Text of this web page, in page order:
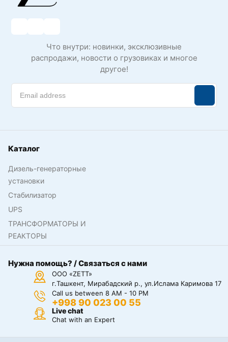
Что внутри: новинки, эксклюзивные
распродажи, новости о грузовиках и многое
другое!
Каталог
Дизель-генераторные
установки
Стабилизатор
UPS
ТРАНСФОРМАТОРЫ И
РЕАКТОРЫ
Нужна помощь? / Связаться с нами
ООО «ZETT»
г.Ташкент, Мирабадский р., ул.Ислама Каримова 17
Call us between 8 AM - 10 PM
+998 90 023 00 55
Live chat
Chat with an Expert